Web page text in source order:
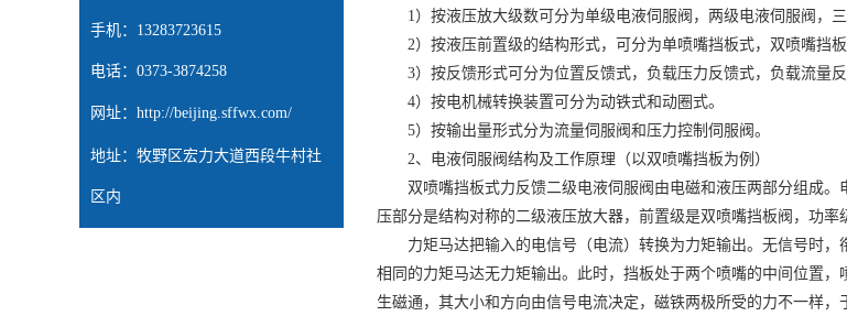
滑阀位移，挡板位移，力矩马达输出力矩都与输出的电信号（电
3、电液伺服阀的常见故障
1）力矩马达部分
a.线圈断线：引起阀不动，无电流。
b.衔铁卡住或受到限位：原因是工作气隙内有杂物，引起阀门不动
c.球头磨损或脱落：原因是磨损，引起伺服阀性能下降，不稳定，
d.紧固件松动：原因是振动，固定螺丝松动等，引起零偏增大。
e.弹簧管疲劳：原因是疲劳，引起系统迅速失效，伺服阀逐渐产
f.反馈杆弯曲：疲劳或人为损坏，引起阀不能正常工作，零偏大
2）喷嘴挡板部分
a.喷嘴或节流孔局部或全部堵塞：原因是油液污染。引起频响下降